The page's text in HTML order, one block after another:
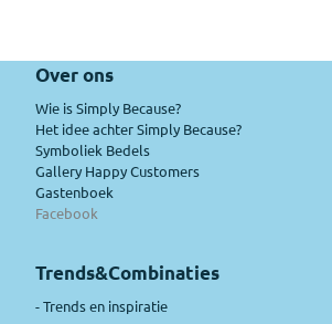
Over ons
Wie is Simply Because?
Het idee achter Simply Because?
Symboliek Bedels
Gallery Happy Customers
Gastenboek
Facebook
Trends&Combinaties
-Trends en inspiratie